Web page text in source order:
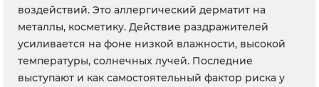
воздействий. Это аллергический дерматит на
металлы, косметику. Действие раздражителей
усиливается на фоне низкой влажности, высокой
температуры, солнечных лучей. Последние
выступают и как самостоятельный фактор риска у